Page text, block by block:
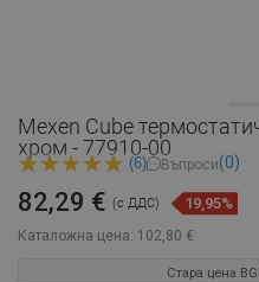
Mexen Cube
хром - 77910-00
(6) Въпроси(0)
Каталожна цена: 102,80 €
82,29 € (с ДДС) 19,95%
Стара цена